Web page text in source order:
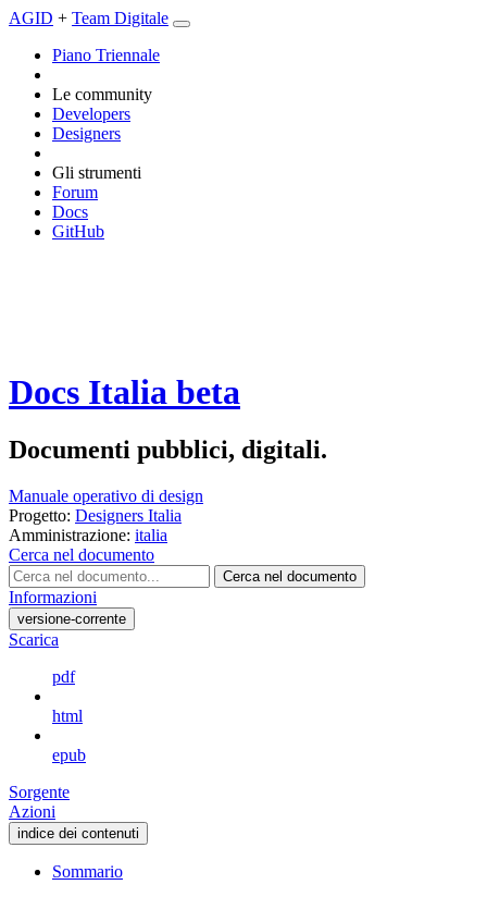
AGID + Team Digitale
Piano Triennale
Le community
Developers
Designers
Gli strumenti
Forum
Docs
GitHub
Docs Italia beta
Documenti pubblici, digitali.
Manuale operativo di design
Progetto: Designers Italia
Amministrazione: italia
Cerca nel documento
Cerca nel documento
Informazioni
versione-corrente
Scarica
pdf
html
epub
Sorgente
Azioni
indice dei contenuti
Sommario